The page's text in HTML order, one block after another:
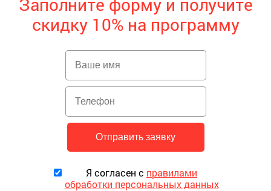
Заполните форму и получите
скидку 10% на программу
Я согласен с правилами
обработки персональных данных